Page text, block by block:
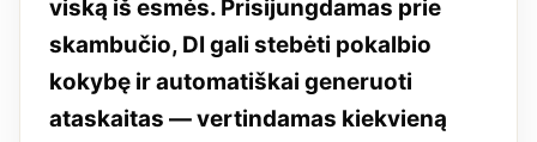
viską iš esmės. Prisijungdamas prie
skambučio, DI gali stebėti pokalbio
kokybę ir automatiškai generuoti
ataskaitas — vertindamas kiekvieną